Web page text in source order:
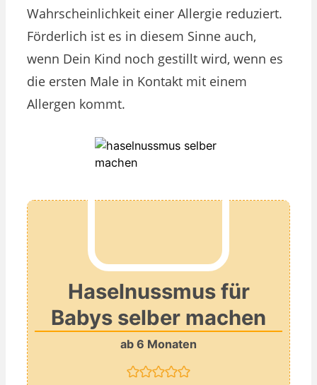
Wahrscheinlichkeit einer Allergie reduziert.
Förderlich ist es in diesem Sinne auch,
wenn Dein Kind noch gestillt wird, wenn es
die ersten Male in Kontakt mit einem
Allergen kommt.
Haselnussmus für
Babys selber machen
ab 6 Monaten